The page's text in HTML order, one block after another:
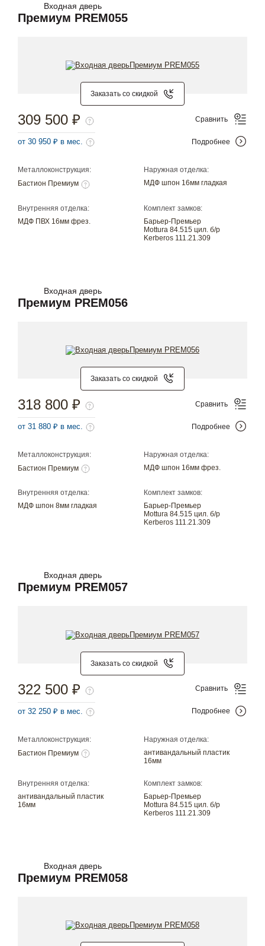
Входная дверь
Премиум PREM055
Заказать со скидкой
Металлоконструкция:
Бастион Премиум
Наружная отделка:
МДФ шпон 16мм гладкая
Внутренняя отделка:
МДФ ПВХ 16мм фрез.
Комплект замков:
Барьер-Премьер
Mottura 84.515 цил. б/р
Kerberos 111.21.309
309 500 ₽
от 30 950 ₽ в мес.
Сравнить
Подробнее
Входная дверь
Премиум PREM056
Заказать со скидкой
Металлоконструкция:
Бастион Премиум
Наружная отделка:
МДФ шпон 16мм фрез.
Внутренняя отделка:
МДФ шпон 8мм гладкая
Комплект замков:
Барьер-Премьер
Mottura 84.515 цил. б/р
Kerberos 111.21.309
318 800 ₽
от 31 880 ₽ в мес.
Сравнить
Подробнее
Входная дверь
Премиум PREM057
Заказать со скидкой
Металлоконструкция:
Бастион Премиум
Наружная отделка:
антивандальный пластик
16мм
Внутренняя отделка:
антивандальный пластик
16мм
Комплект замков:
Барьер-Премьер
Mottura 84.515 цил. б/р
Kerberos 111.21.309
322 500 ₽
от 32 250 ₽ в мес.
Сравнить
Подробнее
Входная дверь
Премиум PREM058